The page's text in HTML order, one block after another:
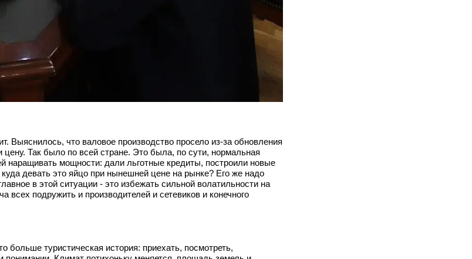
Выяснилось, что валовое производство просело из‑за обновления
цену. Так было по всей стране. Это была, по сути, нормальная
наращивать мощности: дали льготные кредиты, построили новые
девать это яйцо при нынешней цене на рынке? Его же надо
в этой ситуации - это избежать сильной волатильности на
подружить и производителей и сетевиков и конечного
туристическая история: приехать, посмотреть,